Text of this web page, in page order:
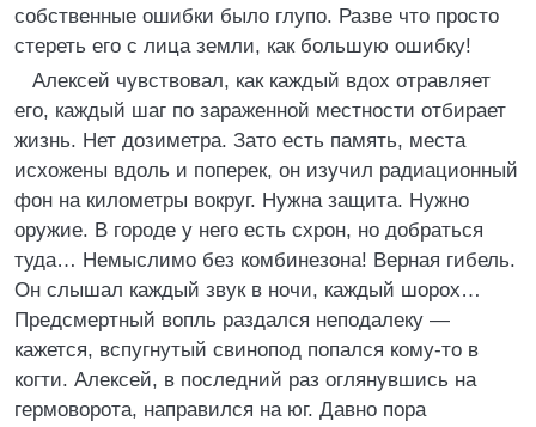
собственные ошибки было глупо. Разве что просто
стереть его с лица земли, как большую ошибку!
Алексей чувствовал, как каждый вдох отравляет
его, каждый шаг по зараженной местности отбирает
жизнь. Нет дозиметра. Зато есть память, места
исхожены вдоль и поперек, он изучил радиационный
фон на километры вокруг. Нужна защита. Нужно
оружие. В городе у него есть схрон, но добраться
туда… Немыслимо без комбинезона! Верная гибель.
Он слышал каждый звук в ночи, каждый шорох…
Предсмертный вопль раздался неподалеку —
кажется, вспугнутый свинопод попался кому‑то в
когти. Алексей, в последний раз оглянувшись на
гермоворота, направился на юг. Давно пора